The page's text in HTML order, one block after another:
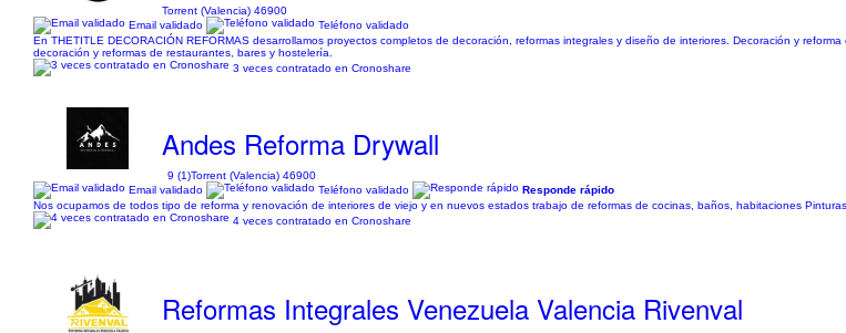
Torrent (Valencia) 46900
Email validado
Teléfono validado
En THETITLE DECORACIÓN REFORMAS desarrollamos proyectos completos de decoración, reformas integrales y diseño de interiores. Decoración y
decoración y reformas de restaurantes, bares y hostelería.
3 veces contratado en Cronoshare
Andes Reforma Drywall
9 (1)Torrent (Valencia) 46900
Email validado
Teléfono validado
Responde rápido
Nos ocupamos de todos tipo de reforma y renovación de interiores de viejo y en nuevos estados trabajo de reformas de cocinas, baños, habitaciones
4 veces contratado en Cronoshare
Reformas Integrales Venezuela Valencia Rivenval